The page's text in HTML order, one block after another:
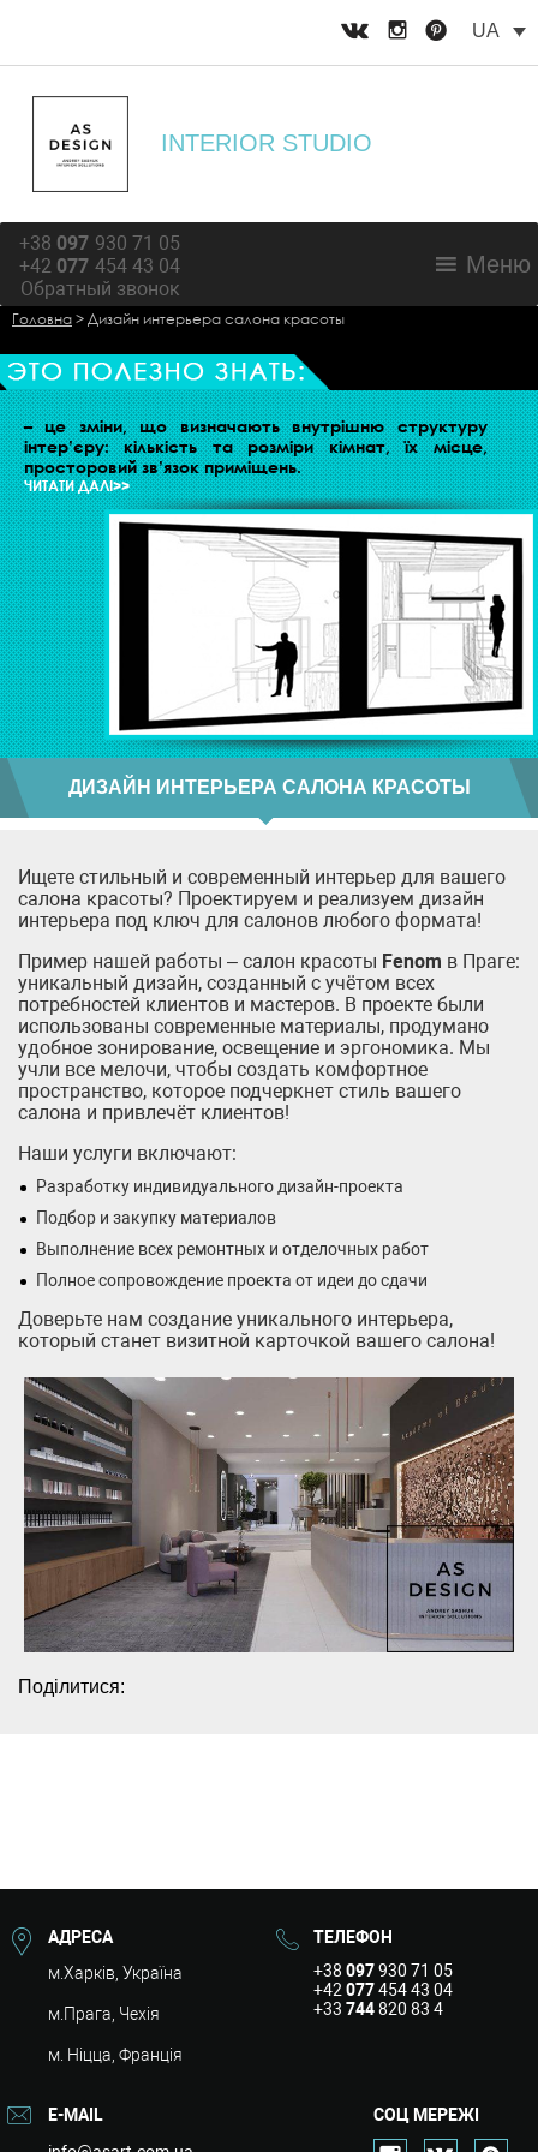
UA
INTERIOR STUDIO
+38 097 930 71 05
+42 077 454 43 04
Обратный звонок
Меню
Головна > Дизайн интерьера салона красоты
ПРОСТОРУ ЖИТЛОВОГО ПРИМІЩЕННЯ
– це зміни, що визначають внутрішню структуру
інтер’єру: кількість та розміри кімнат, їх місце,
просторовий зв’язок приміщень.
ЧИТАТИ ДАЛІ>>
ДИЗАЙН ИНТЕРЬЕРА САЛОНА КРАСОТЫ
Ищете стильный и современный интерьер для вашего
салона красоты? Проектируем и реализуем дизайн
интерьера под ключ для салонов любого формата!
Пример нашей работы – салон красоты Fenom в Праге:
уникальный дизайн, созданный с учётом всех
потребностей клиентов и мастеров. В проекте были
использованы современные материалы, продумано
удобное зонирование, освещение и эргономика. Мы
учли все мелочи, чтобы создать комфортное
пространство, которое подчеркнет стиль вашего
салона и привлечёт клиентов!
Наши услуги включают:
Разработку индивидуального дизайн-проекта
Подбор и закупку материалов
Выполнение всех ремонтных и отделочных работ
Полное сопровождение проекта от идеи до сдачи
Доверьте нам создание уникального интерьера,
который станет визитной карточкой вашего салона!
Поділитися:
АДРЕСА
м.Харків, Україна
м.Прага, Чехія
м. Ніцца, Франція
ТЕЛЕФОН
+38097930 71 05
+42077454 43 04
+33744820 83 4
E-MAIL
СОЦ МЕРЕЖІ